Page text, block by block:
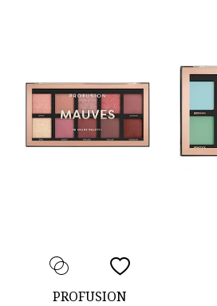
PROFUSION